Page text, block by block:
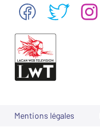
Mentions légales